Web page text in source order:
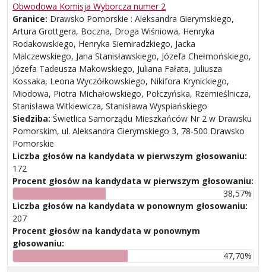
Obwodowa Komisja Wyborcza numer 2
Granice: Drawsko Pomorskie : Aleksandra Gierymskiego,
Artura Grottgera, Boczna, Droga Wiśniowa, Henryka
Rodakowskiego, Henryka Siemiradzkiego, Jacka
Malczewskiego, Jana Stanisławskiego, Józefa Chełmońskiego,
Józefa Tadeusza Makowskiego, Juliana Fałata, Juliusza
Kossaka, Leona Wyczółkowskiego, Nikifora Krynickiego,
Miodowa, Piotra Michałowskiego, Połczyńska, Rzemieślnicza,
Stanisława Witkiewicza, Stanisława Wyspiańskiego
Siedziba: Świetlica Samorządu Mieszkańców Nr 2 w Drawsku
Pomorskim, ul. Aleksandra Gierymskiego 3, 78-500 Drawsko
Pomorskie
Liczba głosów na kandydata w pierwszym głosowaniu:
172
Procent głosów na kandydata w pierwszym głosowaniu:
38,57%
Liczba głosów na kandydata w ponownym głosowaniu:
207
Procent głosów na kandydata w ponownym
głosowaniu:
47,70%